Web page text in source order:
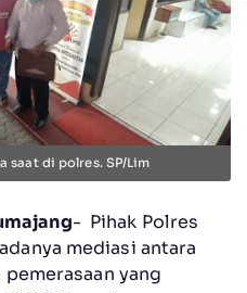
saat di polres. SP/Lim
- Pihak Polres
mediasi antara
yang